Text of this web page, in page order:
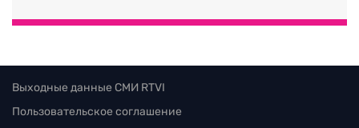
Выходные данные СМИ RTVI
Пользовательское соглашение